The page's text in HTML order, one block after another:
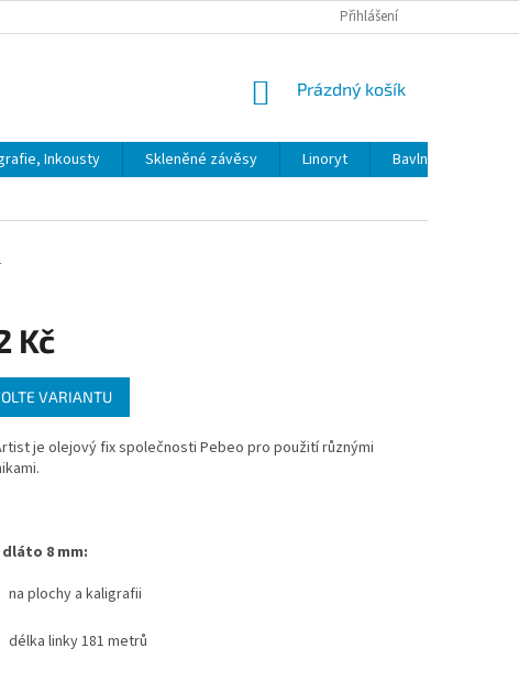
Přihlášení
NÁKUPNÍ
Prázdný košík
Inkousty Skleněné závěsy Linoryt Bavlna
Kč
VARIANTU
je olejový fix společnosti Pebeo pro použití různými
8 mm:
na plochy a kaligrafii
délka linky 181 metrů